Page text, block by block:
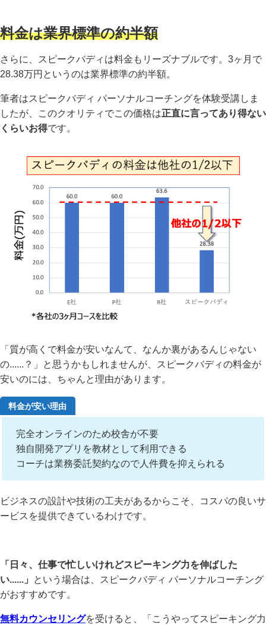
料金は業界標準の約半額
さらに、スピークバディは料金もリーズナブルです。3ヶ月で
28.38万円というのは業界標準の約半額。
筆者はスピークバディ パーソナルコーチングを体験受講しま
したが、このクオリティでこの価格は正直に言ってあり得ない
くらいお得です。
「質が高くで料金が安いなんて、なんか裏があるんじゃない
の......？」と思うかもしれませんが、スピークバディの料金が
安いのには、ちゃんと理由があります。
料金が安い理由
完全オンラインのため校舎が不要
独自開発アプリを教材として利用できる
コーチは業務委託契約なので人件費を抑えられる
ビジネスの設計や技術の工夫があるからこそ、コスパの良いサ
ービスを提供できているわけです。
「日々、仕事で忙しいけれどスピーキング力を伸ばした
い......」
という場合は、スピークバディ パーソナルコーチング
がおすすめです。
無料カウンセリングを受けると、「こうやってスピーキング力